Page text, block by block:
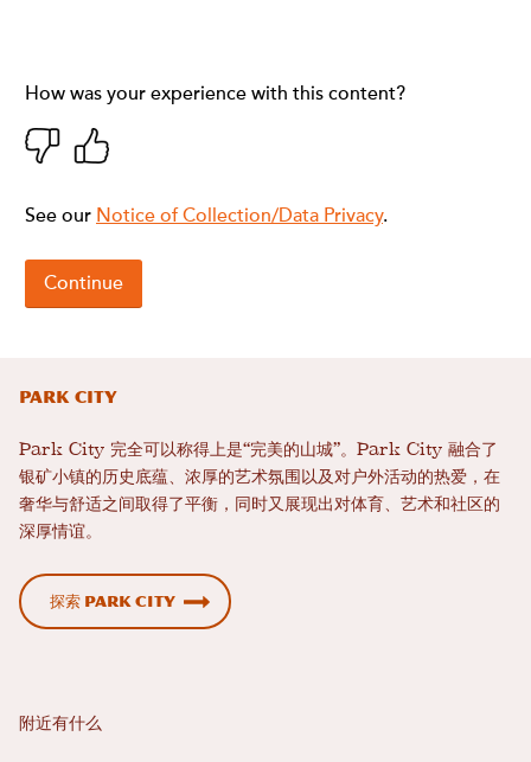
Park City
Park City 完全可以称得上是“完美的山城”。Park City 融合了
银矿小镇的历史底蕴、浓厚的艺术氛围以及对户外活动的热爱，在
奢华与舒适之间取得了平衡，同时又展现出对体育、艺术和社区的
深厚情谊。
探索 Park City
附近有什么